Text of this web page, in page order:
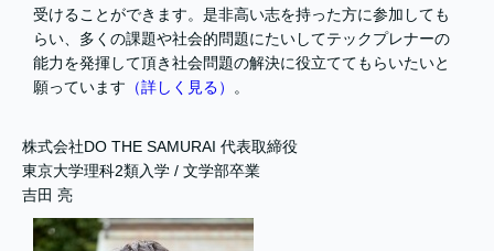
受けることができます。是非高い志を持った方に参加しても
らい、多くの課題や社会的問題にたいしてテックプレナーの
能力を発揮して頂き社会問題の解決に役立ててもらいたいと
願っています （詳しく見る） 。
株式会社DO THE SAMURAI 代表取締役
東京大学理科2類入学 / 文学部卒業
吉田 亮